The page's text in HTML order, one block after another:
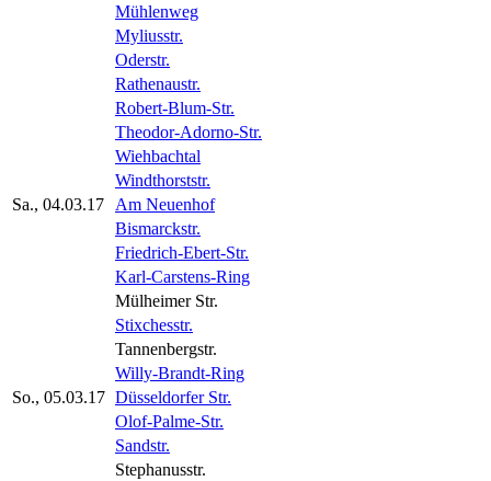
Mühlenweg
Myliusstr.
Oderstr.
Rathenaustr.
Robert-Blum-Str.
Theodor-Adorno-Str.
Wiehbachtal
Windthorststr.
Sa., 04.03.17
Am Neuenhof
Bismarckstr.
Friedrich-Ebert-Str.
Karl-Carstens-Ring
Mülheimer Str.
Stixchesstr.
Tannenbergstr.
Willy-Brandt-Ring
So., 05.03.17 Düsseldorfer Str.
Olof-Palme-Str.
Sandstr.
Stephanusstr.